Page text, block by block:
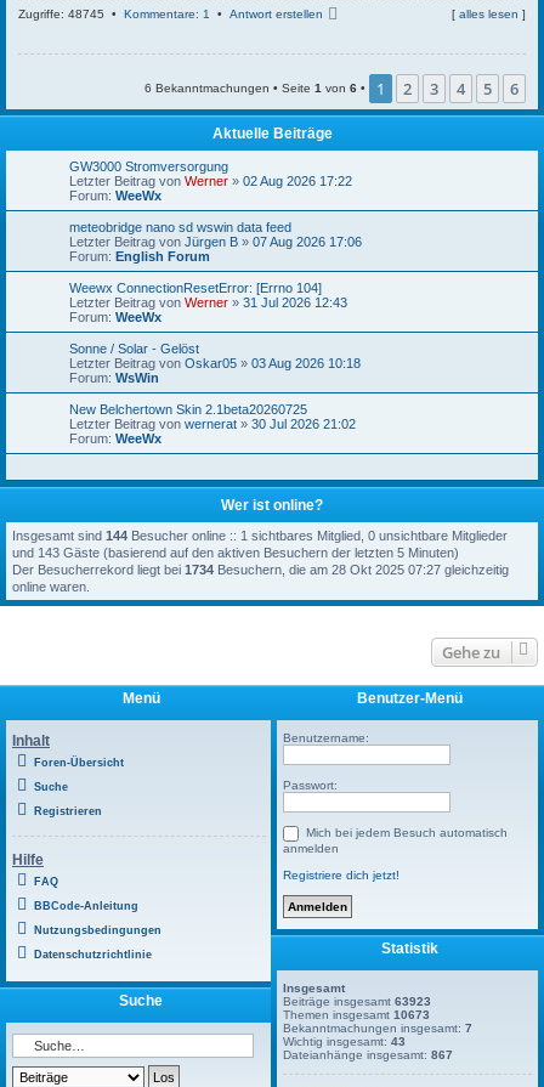
Zugriffe: 48745 • Kommentare: 1 • Antwort erstellen [ alles lesen ]
e
6 Bekanntmachungen • Seite 1 von 6 • 1 2 3 4 5 6
Aktuelle Beiträge
GW3000 Stromversorgung
Letzter Beitrag von Werner » 02 Aug 2026 17:22
Forum: WeeWx
meteobridge nano sd wswin data feed
Letzter Beitrag von Jürgen B » 07 Aug 2026 17:06
Forum: English Forum
Weewx ConnectionResetError: [Errno 104]
Letzter Beitrag von Werner » 31 Jul 2026 12:43
Forum: WeeWx
Sonne / Solar - Gelöst
Letzter Beitrag von Oskar05 » 03 Aug 2026 10:18
Forum: WsWin
New Belchertown Skin 2.1beta20260725
Letzter Beitrag von wernerat » 30 Jul 2026 21:02
Forum: WeeWx
Wer ist online?
Insgesamt sind 144 Besucher online :: 1 sichtbares Mitglied, 0 unsichtbare Mitglieder
und 143 Gäste (basierend auf den aktiven Besuchern der letzten 5 Minuten)
Der Besucherrekord liegt bei 1734 Besuchern, die am 28 Okt 2025 07:27 gleichzeitig
online waren.
Gehe zu
Menü
Inhalt
Foren-Übersicht
Suche
Registrieren
Hilfe
FAQ
BBCode-Anleitung
Nutzungsbedingungen
Datenschutzrichtlinie
Suche
Benutzer-Menü
Benutzername:
Passwort:
Mich bei jedem Besuch automatisch
anmelden
Registriere dich jetzt!
Statistik
Insgesamt
Beiträge insgesamt63923
Themen insgesamt10673
Bekanntmachungen insgesamt:7
Wichtig insgesamt:43
Dateianhänge insgesamt:867